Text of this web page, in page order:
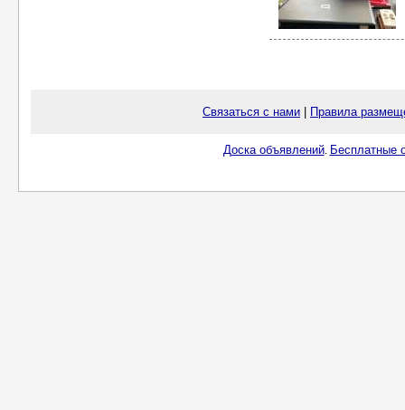
Связаться с нами Правила
Доска объявлений. Бесплатные